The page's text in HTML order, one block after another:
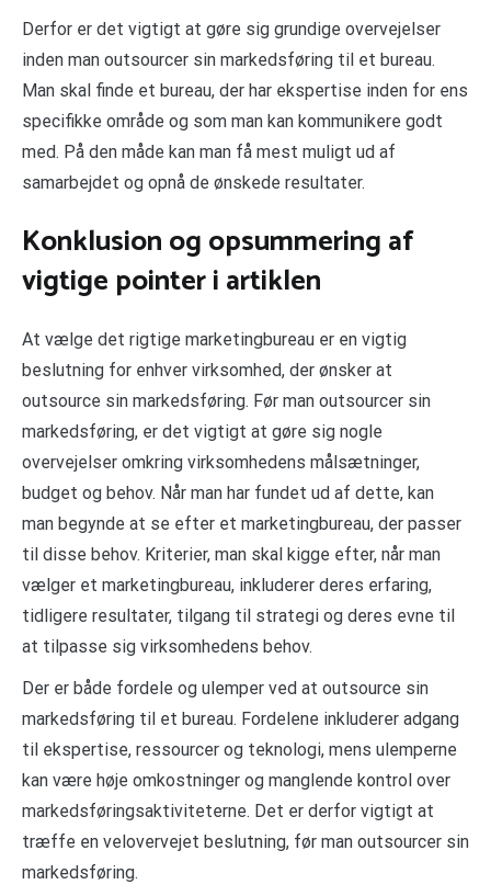
Derfor er det vigtigt at gøre sig grundige overvejelser
inden man outsourcer sin markedsføring til et bureau.
Man skal finde et bureau, der har ekspertise inden for ens
specifikke område og som man kan kommunikere godt
med. På den måde kan man få mest muligt ud af
samarbejdet og opnå de ønskede resultater.
Konklusion og opsummering af
vigtige pointer i artiklen
At vælge det rigtige marketingbureau er en vigtig
beslutning for enhver virksomhed, der ønsker at
outsource sin markedsføring. Før man outsourcer sin
markedsføring, er det vigtigt at gøre sig nogle
overvejelser omkring virksomhedens målsætninger,
budget og behov. Når man har fundet ud af dette, kan
man begynde at se efter et marketingbureau, der passer
til disse behov. Kriterier, man skal kigge efter, når man
vælger et marketingbureau, inkluderer deres erfaring,
tidligere resultater, tilgang til strategi og deres evne til
at tilpasse sig virksomhedens behov.
Der er både fordele og ulemper ved at outsource sin
markedsføring til et bureau. Fordelene inkluderer adgang
til ekspertise, ressourcer og teknologi, mens ulemperne
kan være høje omkostninger og manglende kontrol over
markedsføringsaktiviteterne. Det er derfor vigtigt at
træffe en velovervejet beslutning, før man outsourcer sin
markedsføring.